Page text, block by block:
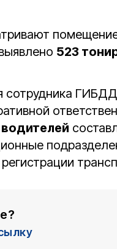
523
сотрудника
водителей